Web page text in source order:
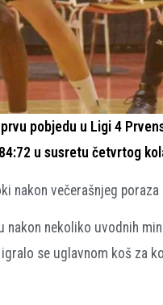
pobjedu u Ligi 4
u susretu četvrtog
nakon večerašnjeg poraza
nekoliko uvodnih
se uglavnom koš za